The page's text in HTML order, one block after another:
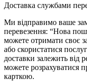
Доставка службами
Ми відправимо ваше
перевезення: “Нова
можете отримати своє
або скористатися
доставки залежить від
можете розрахуватися
карткою.